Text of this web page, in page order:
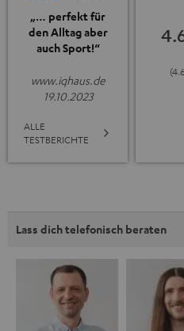
„… perfekt für
den Alltag aber
auch Sport!“
www.iqhaus.de
19.10.2023
ALLE
TESTBERICHTE
Lass dich telefonisch beraten